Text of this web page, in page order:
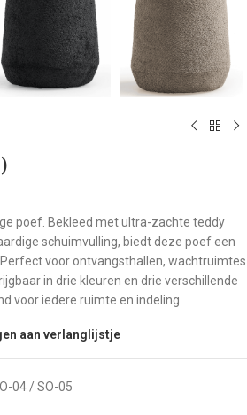
poef. Bekleed met ultra-zachte teddy
schuimvulling, biedt deze poef een
voor ontvangsthallen, wachtruimtes
in drie kleuren en drie verschillende
voor iedere ruimte en indeling.
aan verlanglijstje
04 / SO-05